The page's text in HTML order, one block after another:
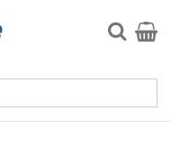
Suche
Mein